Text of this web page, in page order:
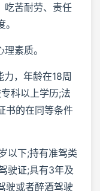
吃苦耐劳、责任
素质。
，年龄在18周
科以上学历;法
书的在同等条件
以下;持有准驾类
驶证;具有3年及
驶或者醉酒驾驶